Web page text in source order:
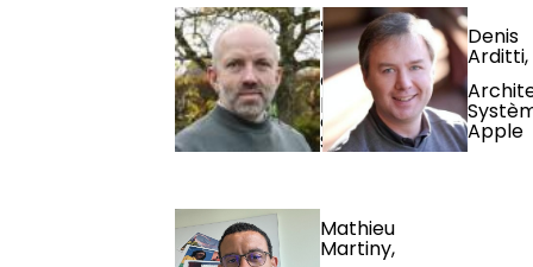
Sylvain
Liénard,
Chef de
produit
connectivité,
SFR Business
Denis
Arditti,
Apple
Mathieu
Martiny,